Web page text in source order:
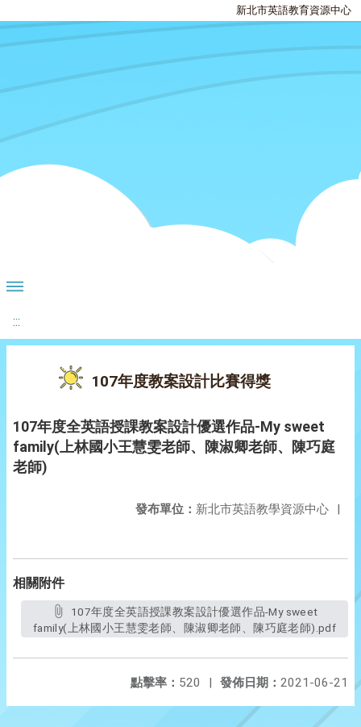
新北市英語教育資源中心
:::
107年度教案設計比賽得獎
107年度全英語授課教案設計優選作品-My sweet
family(上林國小王慧雯老師、陳淑卿老師、陳巧庭
老師)
發布單位： 新北市英語教學資源中心 |
相關附件
family(上林國小王慧雯老師、陳淑卿老師、陳巧庭老師).pdf
發佈日期： 2021-06-21
點擊率： 520 |